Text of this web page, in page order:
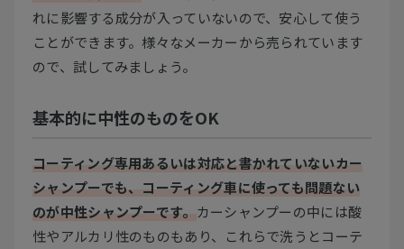
れに影響する成分が入っていないので、安心して使う
ことができます。様々なメーカーから売られています
ので、試してみましょう。
基本的に中性のものをOK
コーティング専用あるいは対応と書かれていないカー
シャンプーでも、コーティング車に使っても問題ない
のが中性シャンプーです。 カーシャンプーの中には酸
性やアルカリ性のものもあり、これらで洗うとコーテ